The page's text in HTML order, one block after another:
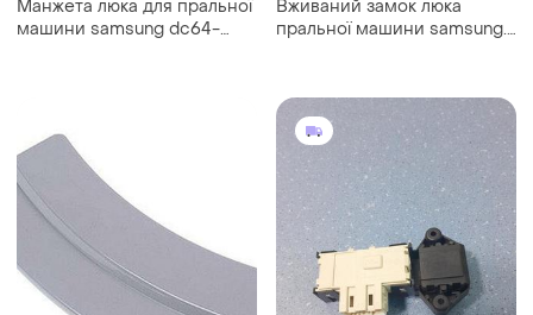
Манжета люка для пральної
машини samsung dc64-
Вживаний замок люка
пральної машини samsung.